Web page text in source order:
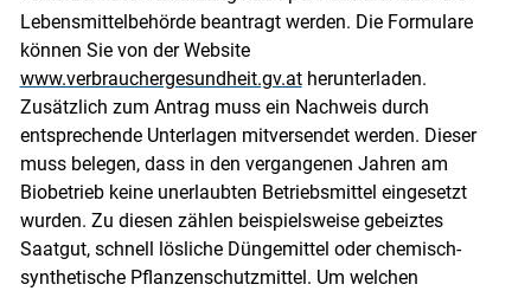
Lebensmittelbehörde beantragt werden. Die Formulare
können Sie von der Website
www.verbrauchergesundheit.gv.atherunterladen.
Zusätzlich zum Antrag muss ein Nachweis durch
entsprechende Unterlagen mitversendet werden. Dieser
muss belegen, dass in den vergangenen Jahren am
Biobetrieb keine unerlaubten Betriebsmittel eingesetzt
wurden. Zu diesen zählen beispielsweise gebeiztes
Saatgut, schnell lösliche Düngemittel oder chemisch-
synthetische Pflanzenschutzmittel. Um welchen